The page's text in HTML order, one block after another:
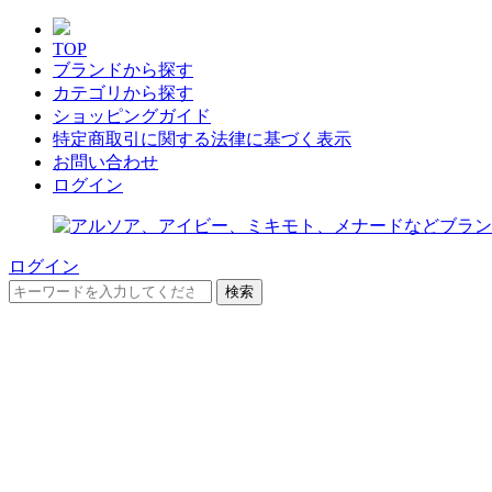
TOP
ブランドから探す
カテゴリから探す
ショッピングガイド
特定商取引に関する法律に基づく表示
お問い合わせ
ログイン
ログイン
検索